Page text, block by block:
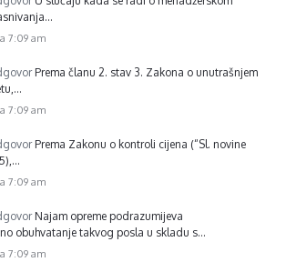
7:09 am
Prema članu 2. stav 3. Zakona o unutrašnjem
7:09 am
Prema Zakonu o kontroli cijena (“Sl. novine
7:09 am
Najam opreme podrazumijeva
obuhvatanje takvog posla u skladu s…
7:09 am